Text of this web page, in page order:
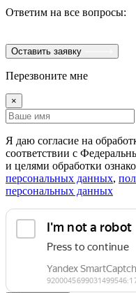
Ответим на все вопросы:
Оставить заявку
Перезвоните мне
×
Я даю согласие на
соответствии с
и целями обработки
персональных данных,
персональных данных